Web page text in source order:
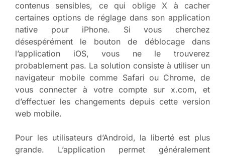
contenus sensibles, ce qui oblige X à cacher
certaines options de réglage dans son application
native pour iPhone. Si vous cherchez
désespérément le bouton de déblocage dans
l’application iOS, vous ne le trouverez
probablement pas. La solution consiste à utiliser un
navigateur mobile comme Safari ou Chrome, de
vous connecter à votre compte sur x.com, et
d’effectuer les changements depuis cette version
web mobile.
Pour les utilisateurs d’Android, la liberté est plus
grande. L’application permet généralement